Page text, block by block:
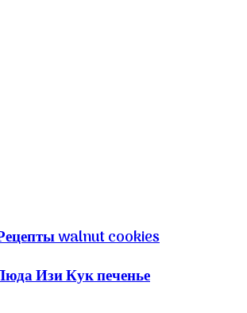
walnut cookies
Изи Кук печенье